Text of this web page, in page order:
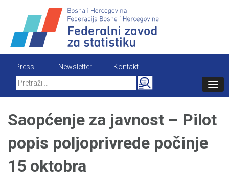
content
Press Newsletter
Kontakt
Search
for:
Saopćenje za javnost – Pilot
popis poljoprivrede počinje
15 oktobra